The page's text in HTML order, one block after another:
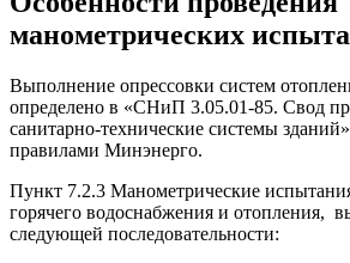
манометрических
Выполнение опрессовки систем
определено в «СНиП 3.05.01-85. Свод
санитарно-технические системы
правилами Минэнерго.
Пункт 7.2.3 Манометрические
горячего водоснабжения и отопления,
следующей последовательности: